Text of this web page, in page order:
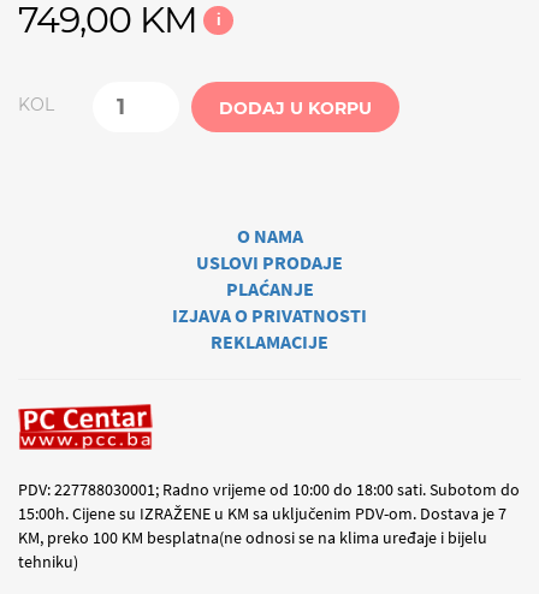
749,00 KM i
KOL DODAJ U KORPU
O NAMA
USLOVI PRODAJE
PLAĆANJE
IZJAVA O PRIVATNOSTI
REKLAMACIJE
PDV: 227788030001; Radno vrijeme od 10:00 do 18:00 sati. Subotom do
15:00h. Cijene su IZRAŽENE u KM sa uključenim PDV-om. Dostava je 7
KM, preko 100 KM besplatna(ne odnosi se na klima uređaje i bijelu
tehniku)